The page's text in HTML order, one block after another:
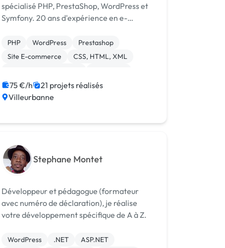
spécialisé PHP, PrestaShop, WordPress et
Symfony. 20 ans d'expérience en e-
et optimisation.
PHP WordPress
Prestashop
Site E-commerce
CSS, HTML, XML
WooCommerce
Drupal
Développement spécifique
75 €/h
21 projets réalisés
Villeurbanne
Stephane Montet
Développeur et pédagogue (formateur
avec numéro de déclaration), je réalise
votre développement spécifique de A à Z.
WordPress .NET
ASP.NET